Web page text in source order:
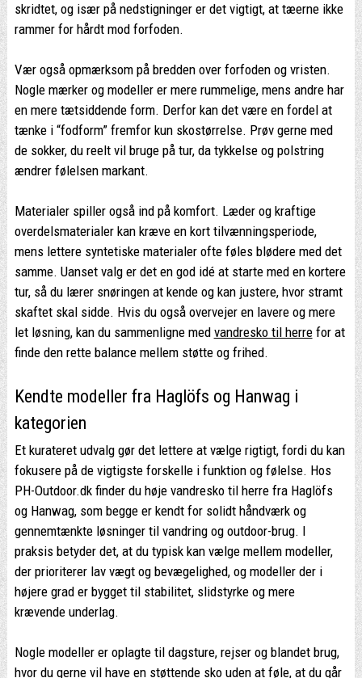
skridtet, og især på nedstigninger er det vigtigt, at tæerne ikke
rammer for hårdt mod forfoden.
Vær også opmærksom på bredden over forfoden og vristen.
Nogle mærker og modeller er mere rummelige, mens andre har
en mere tætsiddende form. Derfor kan det være en fordel at
tænke i “fodform” fremfor kun skostørrelse. Prøv gerne med
de sokker, du reelt vil bruge på tur, da tykkelse og polstring
ændrer følelsen markant.
Materialer spiller også ind på komfort. Læder og kraftige
overdelsmaterialer kan kræve en kort tilvænningsperiode,
mens lettere syntetiske materialer ofte føles blødere med det
samme. Uanset valg er det en god idé at starte med en kortere
tur, så du lærer snøringen at kende og kan justere, hvor stramt
skaftet skal sidde. Hvis du også overvejer en lavere og mere
let løsning, kan du sammenligne med vandresko til herrefor at
finde den rette balance mellem støtte og frihed.
Kendte modeller fra Haglöfs og Hanwag i
kategorien
Et kurateret udvalg gør det lettere at vælge rigtigt, fordi du kan
fokusere på de vigtigste forskelle i funktion og følelse. Hos
PH-Outdoor.dk finder du høje vandresko til herre fra Haglöfs
og Hanwag, som begge er kendt for solidt håndværk og
gennemtænkte løsninger til vandring og outdoor-brug. I
praksis betyder det, at du typisk kan vælge mellem modeller,
der prioriterer lav vægt og bevægelighed, og modeller der i
højere grad er bygget til stabilitet, slidstyrke og mere
krævende underlag.
Nogle modeller er oplagte til dagsture, rejser og blandet brug,
hvor du gerne vil have en støttende sko uden at føle, at du går